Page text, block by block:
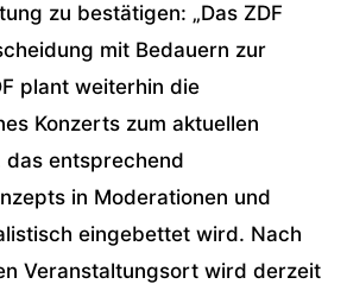
zu bestätigen: „Das ZDF
mit Bedauern zur
plant weiterhin die
Konzerts zum aktuellen
das entsprechend
in Moderationen und
eingebettet wird. Nach
Veranstaltungsort wird derzeit